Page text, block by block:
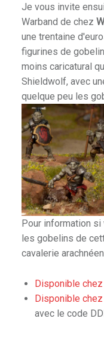
Je vous invite
Warband de chez
une trentaine
figurines de
moins caricatural
Shieldwolf, avec
quelque peu les
Pour information si
les gobelins de
cavalerie
Disponible
Disponible
avec le code